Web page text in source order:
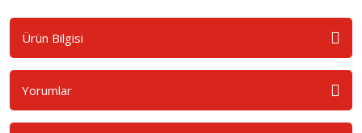
Ürün Bilgisi
Yorumlar